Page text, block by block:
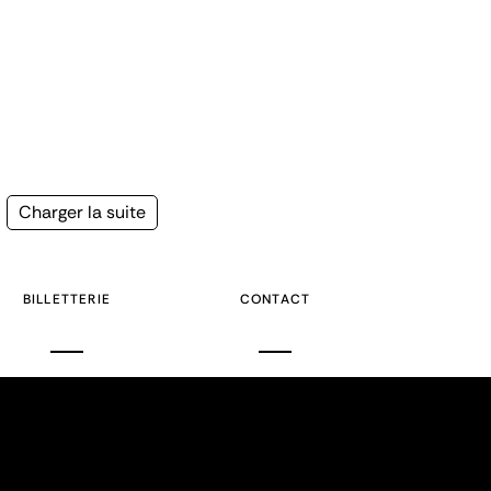
Page
Charger la suite
BILLETTERIE CONTACT